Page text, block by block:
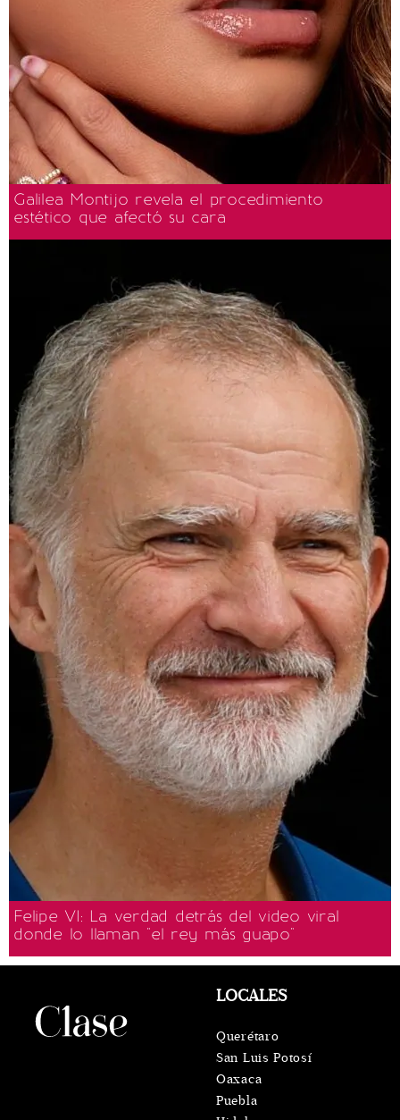
Galilea Montijo revela el procedimiento
estético que afectó su cara
Felipe VI: La verdad detrás del video viral
donde lo llaman "el rey más guapo"
LOCALES
Querétaro
San Luis Potosí
Oaxaca
Puebla